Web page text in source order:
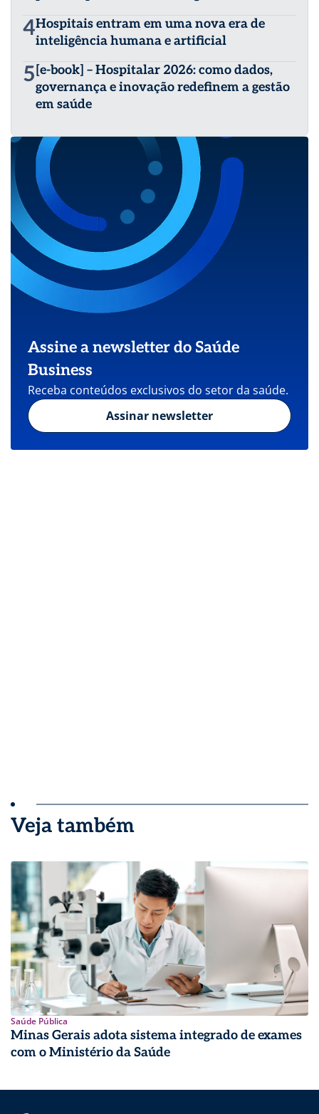
4Hospitais entram em uma nova era de
inteligência humana e artificial
5 [e-book] – Hospitalar 2026: como dados,
governança e inovação redefinem a gestão
em saúde
Assine a newsletter do Saúde
Business
Receba conteúdos exclusivos do setor da saúde.
Assinar newsletter
Veja também
Saúde Pública
Minas Gerais adota sistema integrado de exames
com o Ministério da Saúde